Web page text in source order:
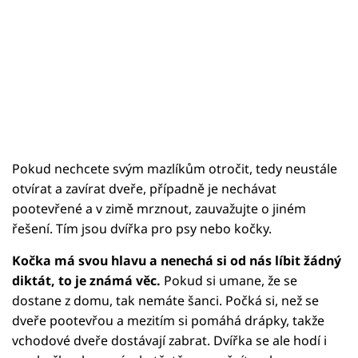
Pokud nechcete svým mazlíkům otročit, tedy neustále
otvírat a zavírat dveře, případně je nechávat
pootevřené a v zimě mrznout, zauvažujte o jiném
řešení. Tím jsou dvířka pro psy nebo kočky.
Kočka má svou hlavu a nenechá si od nás líbit žádný
diktát, to je známá věc. Pokud si umane, že se
dostane z domu, tak nemáte šanci. Počká si, než se
dveře pootevřou a mezitím si pomáhá drápky, takže
vchodové dveře dostávají zabrat. Dvířka se ale hodí i